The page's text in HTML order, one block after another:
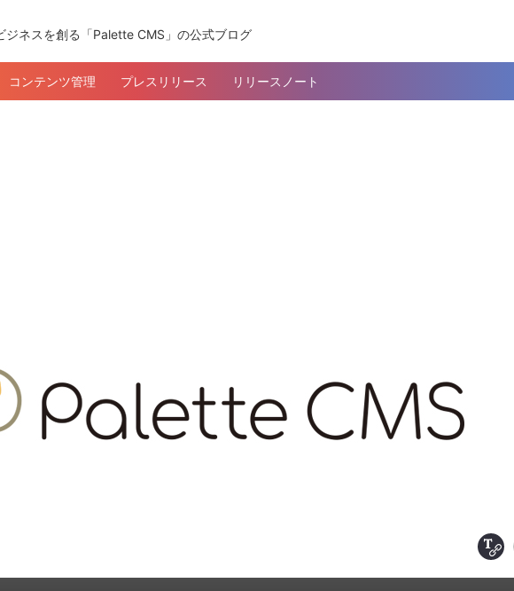
ジネスを創る「Palette CMS」の公式ブログ
コンテンツ管理 プレスリリース リリースノート